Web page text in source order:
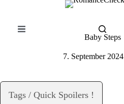
Baby Steps
7. September 2024
Tags / Quick Spoilers !